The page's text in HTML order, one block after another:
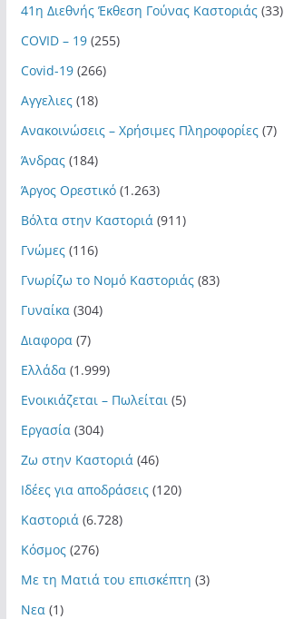
41η Διεθνής Έκθεση Γούνας Καστοριάς(33)
COVID – 19(255)
Covid-19(266)
Αγγελιες(18)
Ανακοινώσεις – Χρήσιμες Πληροφορίες(7)
Άνδρας(184)
Άργος Ορεστικό(1.263)
Βόλτα στην Καστοριά (911)
Γνώμες(116)
Γνωρίζω το Νομό Καστοριάς(83)
Γυναίκα (304)
Διαφορα (7)
Ελλάδα (1.999)
Ενοικιάζεται – Πωλείται (5)
Εργασία (304)
Ζω στην Καστοριά (46)
Ιδέες για αποδράσεις(120)
Καστοριά (6.728)
Κόσμος(276)
Με τη Ματιά του επισκέπτη (3)
Νεα (1)